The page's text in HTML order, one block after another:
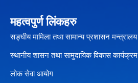
महत्वपुर्ण लिंकहरु
सङ्घीय मामिला तथा सामान्य प्रशासन मन्त्रालय
स्थानीय शासन तथा सामुदायिक विकास कार्यक्रम
लोक सेवा आयोग